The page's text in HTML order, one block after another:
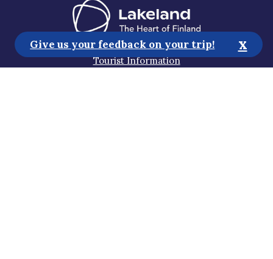
Tourist Information
Give us your feedback on your trip! x